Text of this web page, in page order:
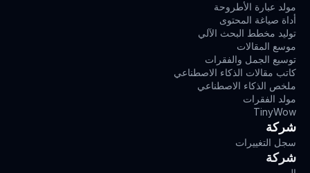
مولد عبارة الأطروحة
أداة صياغة المحتوى
توليد مخطط البحث الآلي
موسع المقالات
توسيع الجمل والفقرات
كاتب مقالات الذكاء الاصطناعي
ملخص الذكاء الاصطناعي
مولد الفقرات
TinyWow
شركة
سجل التغييرات
شركة